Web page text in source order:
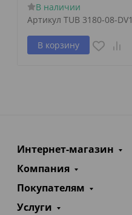
В наличии
Артикул TUB 3180-08-DV1
В корзину
Интернет-магазин
Компания
Покупателям
Услуги